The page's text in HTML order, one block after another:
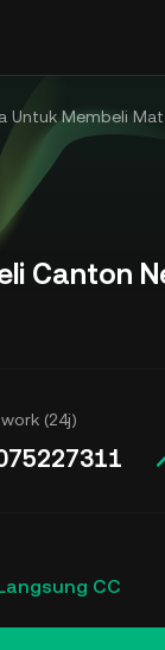
Untuk Membeli
Canton
(24j)
CC